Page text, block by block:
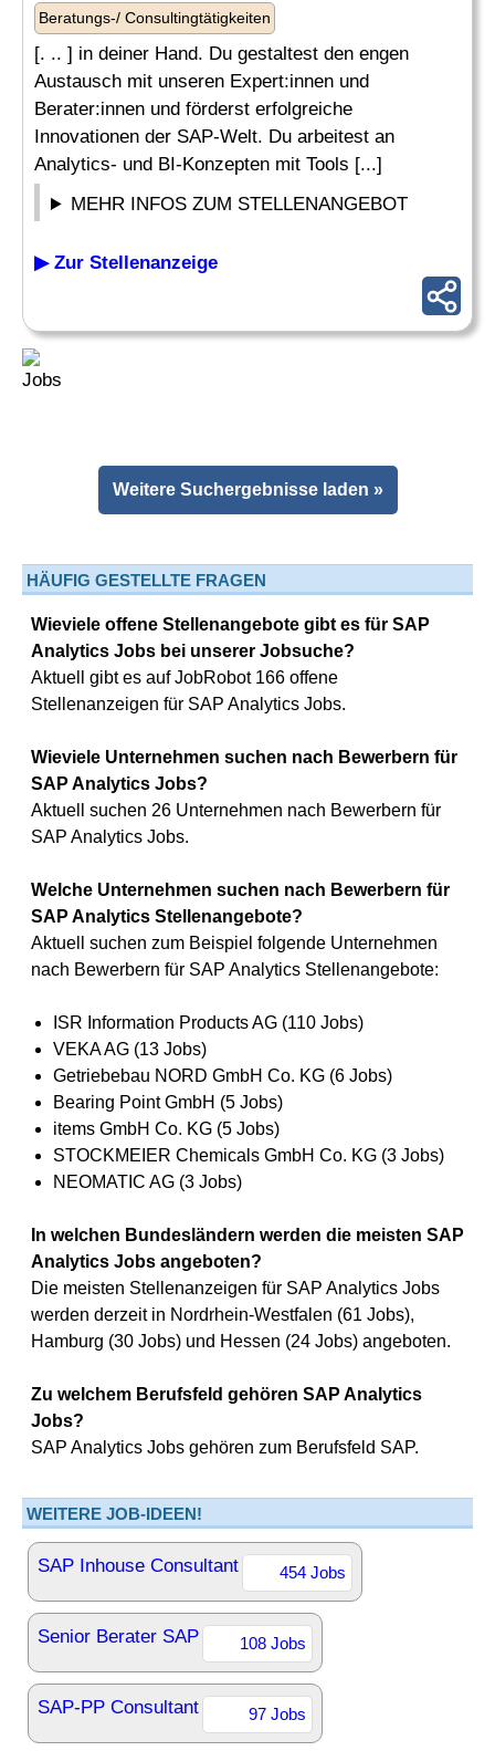
Beratungs-/ Consultingtätigkeiten
[. .. ] in deiner Hand. Du gestaltest den engen
Austausch mit unseren Expert:innen und
Berater:innen und förderst erfolgreiche
Innovationen der SAP-Welt. Du arbeitest an
Analytics- und BI-Konzepten mit Tools [...]
MEHR INFOS ZUM STELLENANGEBOT
▶ Zur Stellenanzeige
Weitere Suchergebnisse laden »
HÄUFIG GESTELLTE FRAGEN
Wieviele offene Stellenangebote gibt es für SAP
Analytics Jobs bei unserer Jobsuche?
Aktuell gibt es auf JobRobot 166 offene
Stellenanzeigen für SAP Analytics Jobs.
Wieviele Unternehmen suchen nach Bewerbern für
SAP Analytics Jobs?
Aktuell suchen 26 Unternehmen nach Bewerbern für
SAP Analytics Jobs.
Welche Unternehmen suchen nach Bewerbern für
SAP Analytics Stellenangebote?
Aktuell suchen zum Beispiel folgende Unternehmen
nach Bewerbern für SAP Analytics Stellenangebote:
ISR Information Products AG (110 Jobs)
VEKA AG (13 Jobs)
Getriebebau NORD GmbH Co. KG (6 Jobs)
Bearing Point GmbH (5 Jobs)
items GmbH Co. KG (5 Jobs)
STOCKMEIER Chemicals GmbH Co. KG (3 Jobs)
NEOMATIC AG (3 Jobs)
In welchen Bundesländern werden die meisten SAP
Analytics Jobs angeboten?
Die meisten Stellenanzeigen für SAP Analytics Jobs
werden derzeit in Nordrhein-Westfalen (61 Jobs),
Hamburg (30 Jobs) und Hessen (24 Jobs) angeboten.
Zu welchem Berufsfeld gehören SAP Analytics
Jobs?
SAP Analytics Jobs gehören zum Berufsfeld SAP.
WEITERE JOB-IDEEN!
SAP Inhouse Consultant 454 Jobs
Senior Berater SAP 108 Jobs
SAP-PP Consultant 97 Jobs